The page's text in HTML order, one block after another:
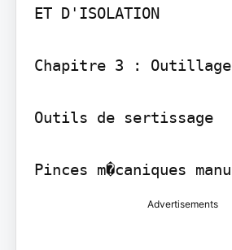
ET D'ISOLATION
Chapitre 3 : Outillage
Outils de sertissage
Advertisements